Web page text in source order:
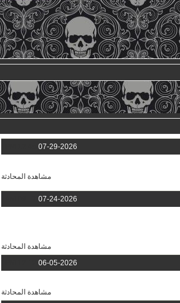
07-29-2026
مشاهدة المحادثة
07-24-2026
مشاهدة المحادثة
06-05-2026
مشاهدة المحادثة